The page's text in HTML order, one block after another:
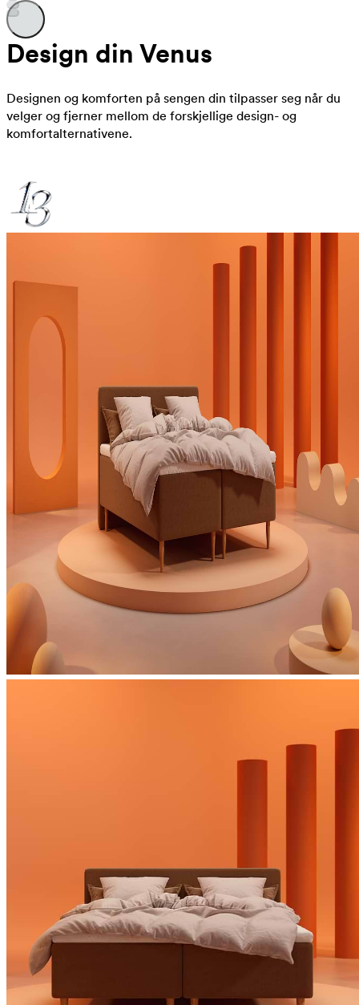
Design din Venus
Designen og komforten på sengen din tilpasser seg når du
velger og fjerner mellom de forskjellige design- og
komfortalternativene.